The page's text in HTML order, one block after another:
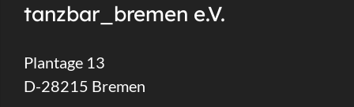
tanzbar_bremen e.V.
Plantage 13
D-28215 Bremen